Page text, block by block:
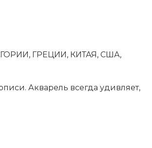
ГРЕЦИИ, КИТАЯ, США,
Акварель всегда удивляет,